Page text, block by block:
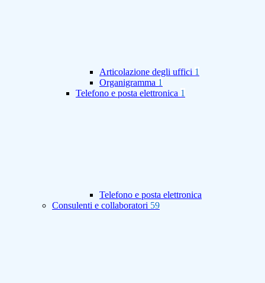
Articolazione degli uffici 1
Organigramma 1
Telefono e posta elettronica 1
Telefono e posta elettronica
Consulenti e collaboratori 59